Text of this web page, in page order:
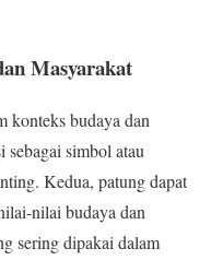
Masyarakat
konteks budaya dan
sebagai simbol atau
Kedua, patung dapat
nilai budaya dan
sering dipakai dalam